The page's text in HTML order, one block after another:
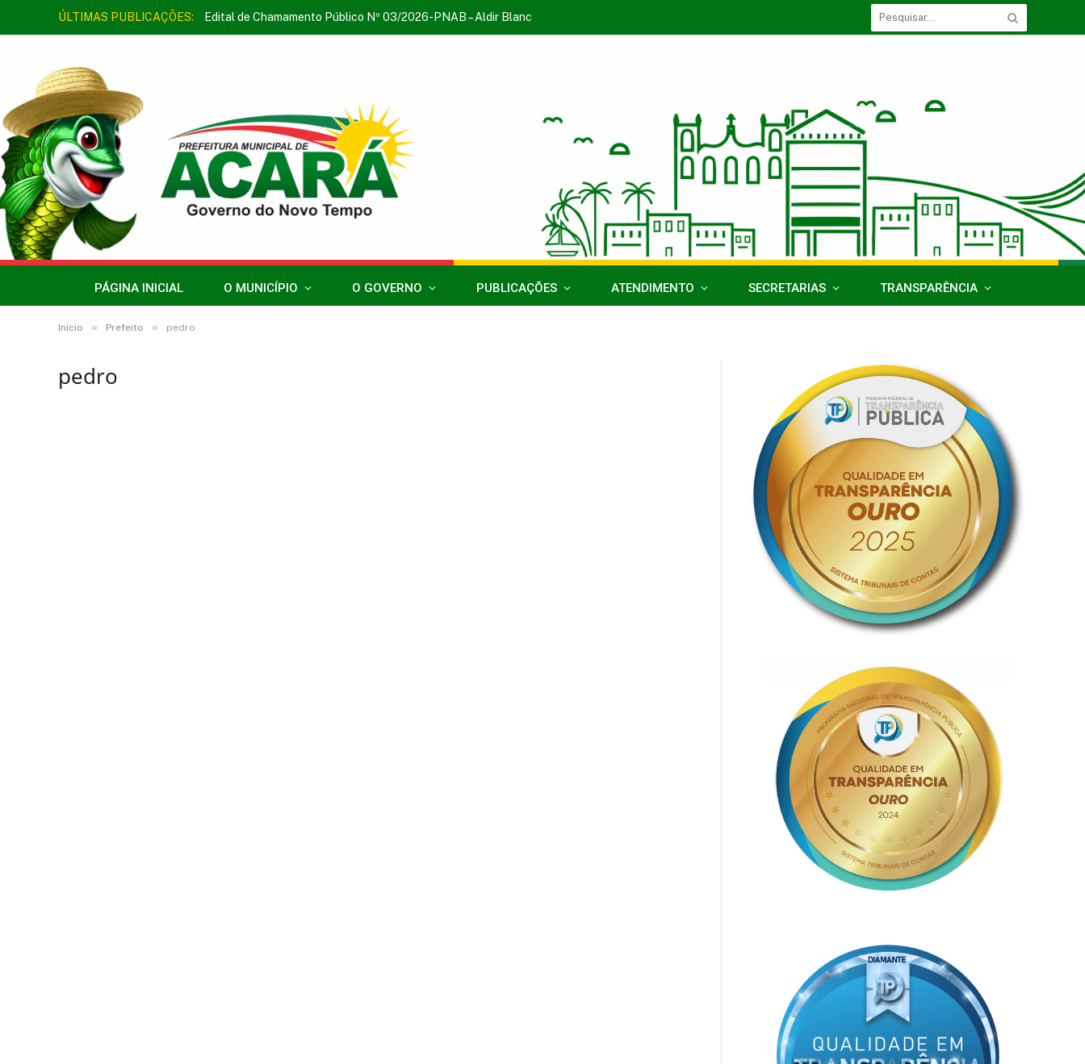
ÚLTIMAS PUBLICAÇÕES: Edital de Chamamento Público Nº 03/2026-PNAB – Aldir Blanc
PÁGINA INICIAL O MUNICÍPIO O GOVERNO PUBLICAÇÕES ATENDIMENTO SECRETARIAS TRANSPARÊNCIA
Início » Prefeito » pedro
pedro